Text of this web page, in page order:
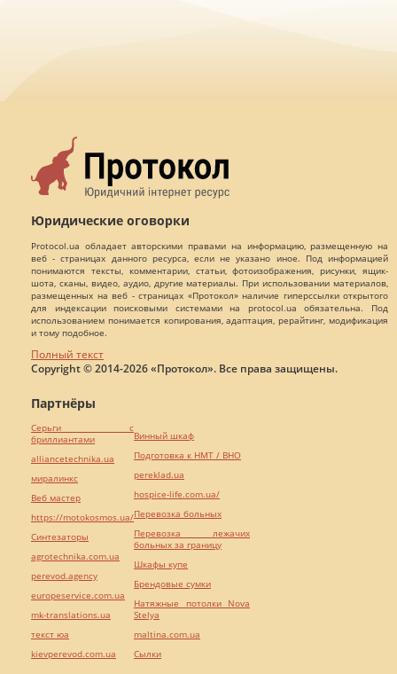
Юридические оговорки
Protocol.ua обладает авторскими правами на информацию, размещенную на
веб - страницах данного ресурса, если не указано иное. Под информацией
понимаются тексты, комментарии, статьи, фотоизображения, рисунки, ящик-
шота, сканы, видео, аудио, другие материалы. При использовании материалов,
размещенных на веб - страницах «Протокол» наличие гиперссылки открытого
для индексации поисковыми системами на protocol.ua обязательна. Под
использованием понимается копирования, адаптация, рерайтинг, модификация
и тому подобное.
Полный текст
Copyright © 2014-2026 «Протокол». Все права защищены.
Партнёры
Серьги с
бриллиантами
alliancetechnika.ua
миралинкс
Веб мастер
https://motokosmos.ua/
Синтезаторы
agrotechnika.com.ua
perevod.agency
europeservice.com.ua
mk-translations.ua
текст юа
kievperevod.com.ua
Винный шкаф
Подготовка к НМТ / ВНО
pereklad.ua
hospice-life.com.ua/
Перевозка больных
Перевозка лежачих
больных за границу
Шкафы купе
Брендовые сумки
Натяжные потолки Nova
Stelya
maltina.com.ua
Cылки